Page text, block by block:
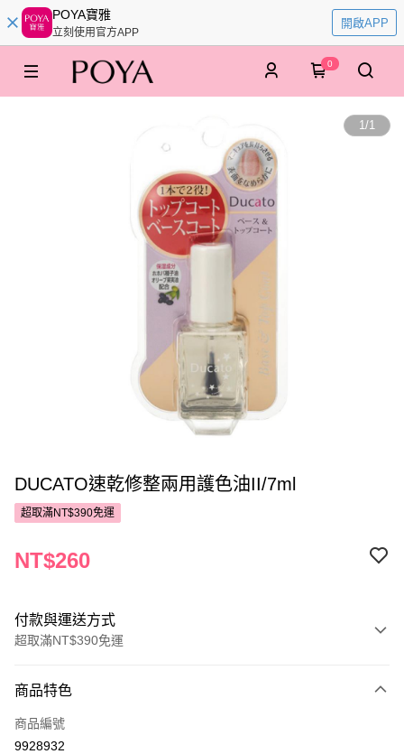
POYA寶雅
立刻使用官方APP
開啟APP
0
1/1
DUCATO速乾修整兩用護色油II/7ml
超取滿NT$390免運
NT$260
付款與運送方式
超取滿NT$390免運
POYA支付
信用卡一次付款
商品特色
商品編號
9928932